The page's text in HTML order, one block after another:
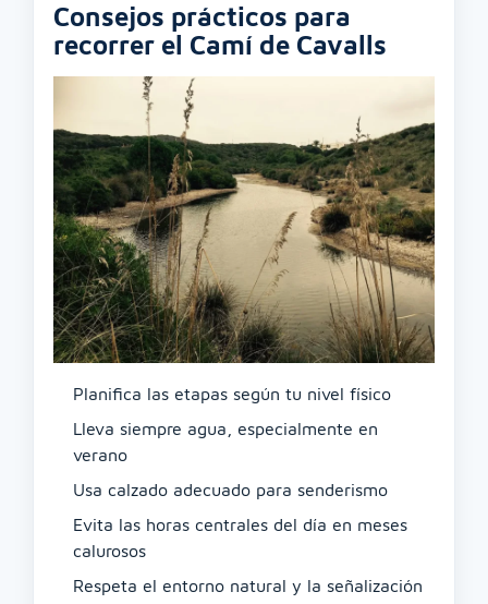
Consejos prácticos para
recorrer el Camí de Cavalls
Planifica las etapas según tu nivel físico
Lleva siempre agua, especialmente en
verano
Usa calzado adecuado para senderismo
Evita las horas centrales del día en meses
calurosos
Respeta el entorno natural y la señalización